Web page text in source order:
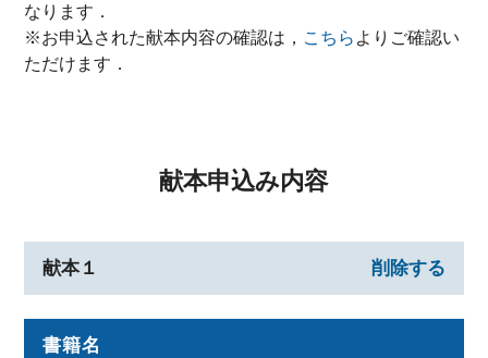
なります．
※お申込された献本内容の確認は， こちら よりご確認い
ただけます．
献本申込み内容
献本１ 削除する
書籍名